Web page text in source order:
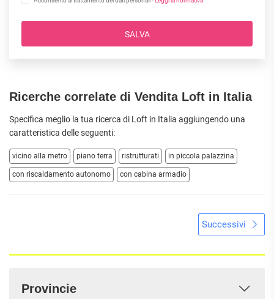
SALVA
Ricerche correlate di Vendita Loft in Italia
Specifica meglio la tua ricerca di Loft in Italia aggiungendo una
caratteristica delle seguenti:
vicino alla metro piano terra ristrutturati in piccola palazzina
con riscaldamento autonomo con cabina armadio
Successivi
Provincie